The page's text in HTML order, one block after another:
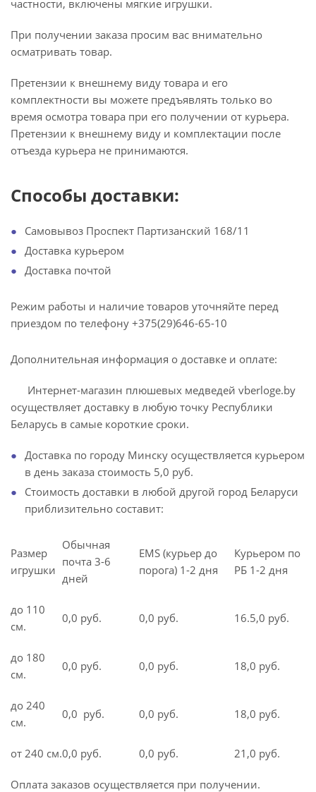
частности, включены мягкие игрушки.
При получении заказа просим вас внимательно
осматривать товар.
Претензии к внешнему виду товара и его
комплектности вы можете предъявлять только во
время осмотра товара при его получении от курьера.
Претензии к внешнему виду и комплектации после
отъезда курьера не принимаются.
Способы доставки:
Самовывоз Проспект Партизанский 168/11
Доставка курьером
Доставка почтой
Режим работы и наличие товаров уточняйте перед
приездом по телефону +375(29)646-65-10
Дополнительная информация о доставке и оплате:
Интернет-магазин плюшевых медведей vberloge.by
осуществляет доставку в любую точку Республики
Беларусь в самые короткие сроки.
Доставка по городу Минску осуществляется курьером
в день заказа стоимость 5,0 руб.
Стоимость доставки в любой другой город Беларуси
приблизительно составит:
Размер
игрушки
Обычная
почта 3-6
дней
EMS (курьер до
порога) 1-2 дня
Курьером по
РБ 1-2 дня
до 110
см.
0,0 руб. 0,0 руб. 16.5,0 руб.
до 180
см.
0,0 руб. 0,0 руб. 18,0 руб.
до 240
см.
0,0 руб. 0,0 руб. 18,0 руб.
от 240 см.0,0 руб. 0,0 руб. 21,0 руб.
Оплата заказов осуществляется при получении.